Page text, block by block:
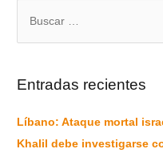
Entradas recientes
Líbano: Ataque mortal
Khalil debe investigarse